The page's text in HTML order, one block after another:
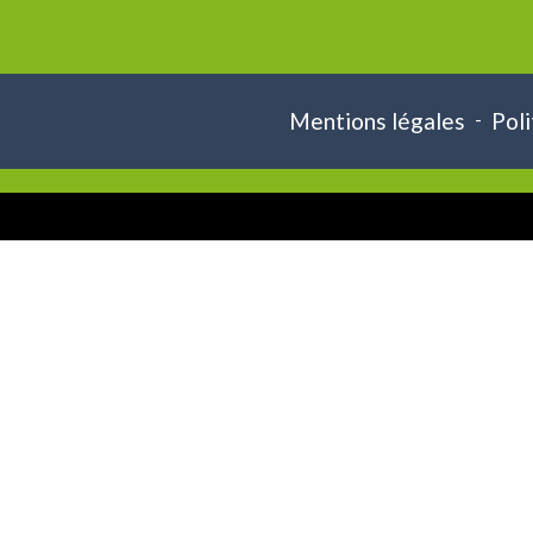
Mentions légales -